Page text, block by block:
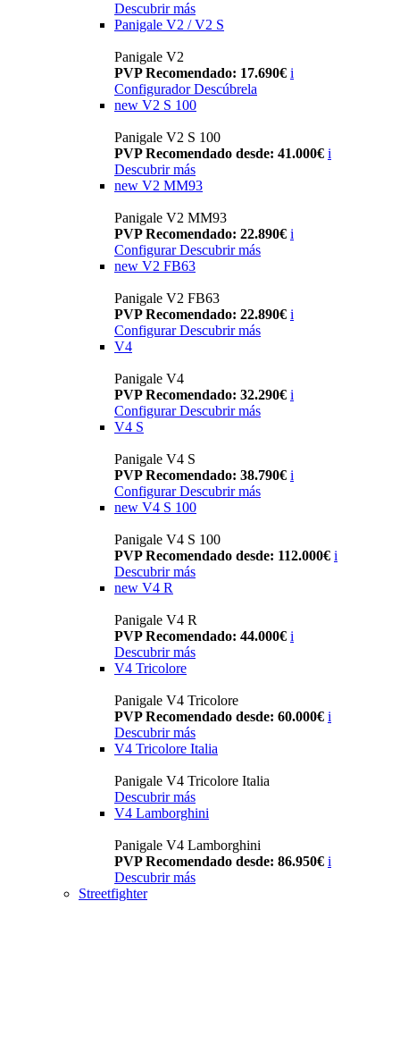
Descubrir más
Panigale V2 / V2 S
Panigale V2
PVP Recomendado: 17.690€ i
Configurador Descúbrela
new V2 S 100
Panigale V2 S 100
PVP Recomendado desde: 41.000€ i
Descubrir más
new V2 MM93
Panigale V2 MM93
PVP Recomendado: 22.890€ i
Configurar Descubrir más
new V2 FB63
Panigale V2 FB63
PVP Recomendado: 22.890€ i
Configurar Descubrir más
V4
Panigale V4
PVP Recomendado: 32.290€ i
Configurar Descubrir más
V4 S
Panigale V4 S
PVP Recomendado: 38.790€ i
Configurar Descubrir más
new V4 S 100
Panigale V4 S 100
PVP Recomendado desde: 112.000€ i
Descubrir más
new V4 R
Panigale V4 R
PVP Recomendado: 44.000€ i
Descubrir más
V4 Tricolore
Panigale V4 Tricolore
PVP Recomendado desde: 60.000€ i
Descubrir más
V4 Tricolore Italia
Panigale V4 Tricolore Italia
Descubrir más
V4 Lamborghini
Panigale V4 Lamborghini
PVP Recomendado desde: 86.950€ i
Descubrir más
Streetfighter